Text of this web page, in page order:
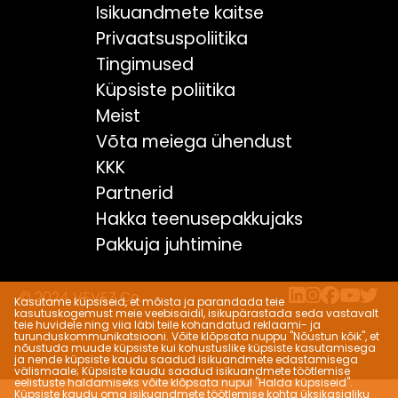
Kasutame küpsiseid, et mõista ja parandada teie
kasutuskogemust meie veebisaidil, isikupärastada seda vastavalt
teie huvidele ning viia läbi teile kohandatud reklaami- ja
turunduskommunikatsiooni. Võite klõpsata nuppu "Nõustun kõik", et
nõustuda muude küpsiste kui kohustuslike küpsiste kasutamisega
ja nende küpsiste kaudu saadud isikuandmete edastamisega
välismaale; Küpsiste kaudu saadud isikuandmete töötlemise
eelistuste haldamiseks võite klõpsata nupul "Halda küpsiseid".
Küpsiste kaudu oma isikuandmete töötlemise kohta üksikasjaliku
Isikuandmete kaitse
Privaatsuspoliitika
Tingimused
Küpsiste poliitika
Meist
Võta meiega ühendust
KKK
Partnerid
Hakka teenusepakkujaks
Pakkuja juhtimine
© 2024 VEVEZ Co.